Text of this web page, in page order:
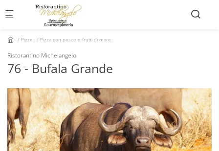
Skip to main content
Pizze Pizza con pesce e frutti di mare
Ristorantino Michelangelo
76 - Bufala Grande